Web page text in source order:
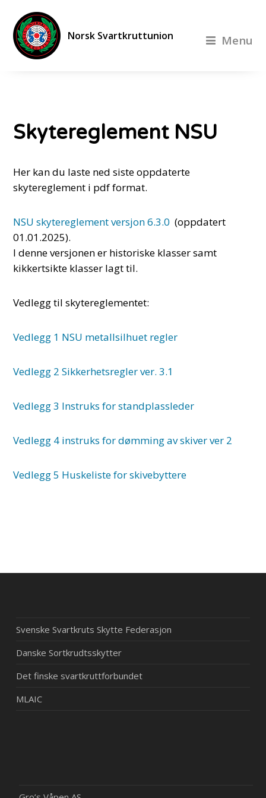
Norsk Svartkruttunion Menu
Skytereglement NSU
Her kan du laste ned siste oppdaterte
skytereglement i pdf format.
NSU skytereglement versjon 6.3.0 (oppdatert
01.01.2025).
I denne versjonen er historiske klasser samt
kikkertsikte klasser lagt til.
Vedlegg til skytereglementet:
Vedlegg 1 NSU metallsilhuet regler
Vedlegg 2 Sikkerhetsregler ver. 3.1
Vedlegg 3 Instruks for standplassleder
Vedlegg 4 instruks for dømming av skiver ver 2
Vedlegg 5 Huskeliste for skivebyttere
Svenske Svartkruts Skytte Federasjon
Danske Sortkrudtsskytter
Det finske svartkruttforbundet
MLAIC